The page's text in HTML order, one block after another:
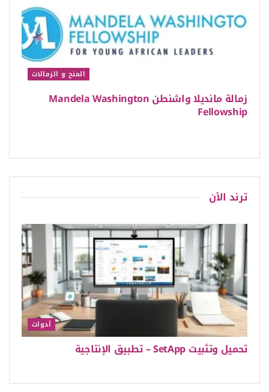
المنح و الزمالات
زمالة مانديلا واشنطن Mandela Washington
Fellowship
ترند الٱن
أدوات
تحميل وتثبيت SetApp – تطبيق الإنتاجية